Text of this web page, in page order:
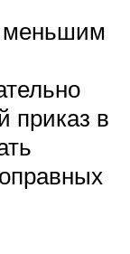
меньшим
приказ в